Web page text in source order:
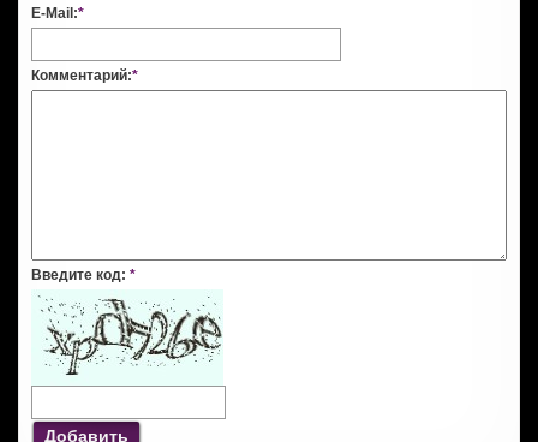
E-Mail:*
Комментарий:*
Введите код: *
Добавить